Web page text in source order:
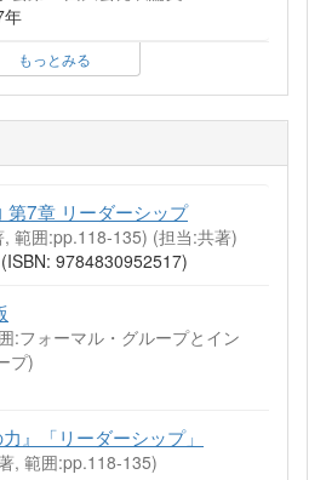
年
もっとみる
第7章 リーダーシップ
範囲:pp.118-135) (担当:共著)
9784830952517)
:フォーマル・グループとイン
プ)
』「リーダーシップ」
, 範囲:pp.118-135)